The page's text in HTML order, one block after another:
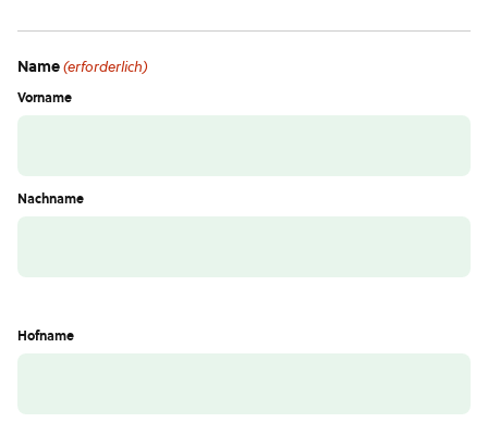
Name(erforderlich)
Vorname
Nachname
Hofname